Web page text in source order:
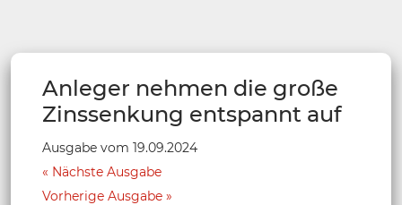
Anleger nehmen die große
Zinssenkung entspannt auf
Ausgabe vom 19.09.2024
Nächste Ausgabe
Vorherige Ausgabe